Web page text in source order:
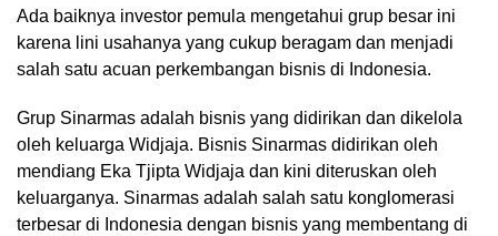
Ada baiknya investor pemula mengetahui grup besar ini
karena lini usahanya yang cukup beragam dan menjadi
salah satu acuan perkembangan bisnis di Indonesia.
Grup Sinarmas adalah bisnis yang didirikan dan dikelola
oleh keluarga Widjaja. Bisnis Sinarmas didirikan oleh
mendiang Eka Tjipta Widjaja dan kini diteruskan oleh
keluarganya. Sinarmas adalah salah satu konglomerasi
terbesar di Indonesia dengan bisnis yang membentang di